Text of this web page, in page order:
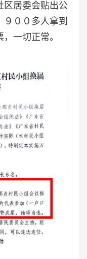
区居委会贴出公
００多人拿到
一切正常。